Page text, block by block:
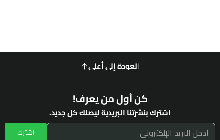
العودة إلى أعلى
كن أول من يعرف!
اشترك بنشرتنا البريدية ليصلك كل جديد.
اشترك